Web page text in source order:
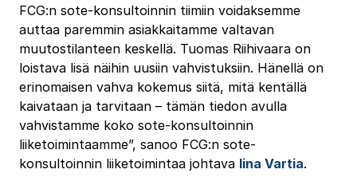
FCG:n sote-konsultoinnin tiimiin voidaksemme
auttaa paremmin asiakkaitamme valtavan
muutostilanteen keskellä. Tuomas Riihivaara on
loistava lisä näihin uusiin vahvistuksiin. Hänellä on
erinomaisen vahva kokemus siitä, mitä kentällä
kaivataan ja tarvitaan – tämän tiedon avulla
vahvistamme koko sote-konsultoinnin
liiketoimintaamme”, sanoo FCG:n sote-
konsultoinnin liiketoimintaa johtava Iina Vartia.